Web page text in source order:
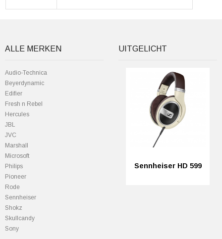
ALLE MERKEN
Audio-Technica
Beyerdynamic
Edifier
Fresh n Rebel
Hercules
JBL
JVC
Marshall
Microsoft
Philips
Pioneer
Rode
Sennheiser
Shokz
Skullcandy
Sony
UITGELICHT
Sennheiser HD 599